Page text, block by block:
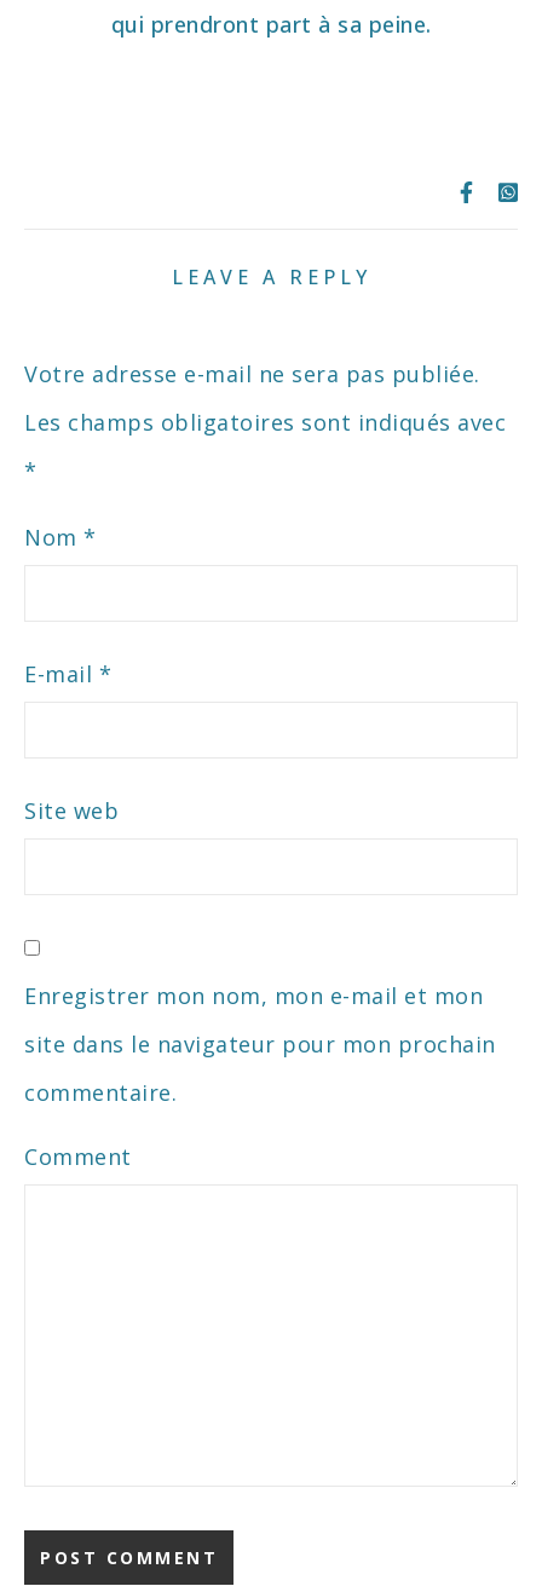
qui prendront part à sa peine.
LEAVE A REPLY
Votre adresse e-mail ne sera pas publiée.
Les champs obligatoires sont indiqués avec
*
Nom *
E-mail *
Site web
Enregistrer mon nom, mon e-mail et mon
site dans le navigateur pour mon prochain
commentaire.
Comment